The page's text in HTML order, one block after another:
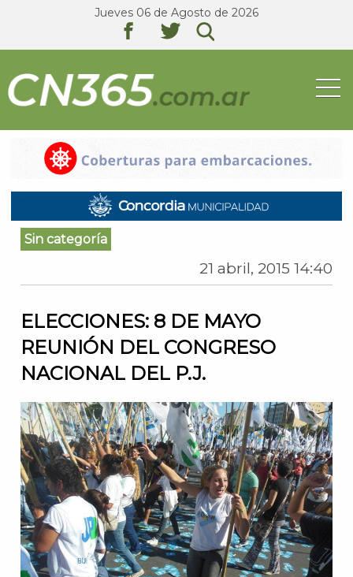
Jueves 06 de Agosto de 2026
texto texto texto
Sin categoría
21 abril, 2015 14:40
ELECCIONES: 8 DE MAYO
REUNIÓN DEL CONGRESO
NACIONAL DEL P.J.